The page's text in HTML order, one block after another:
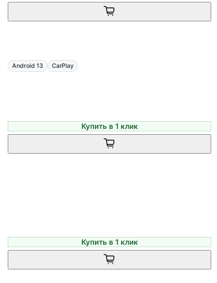
Android 13 CarPlay
Купить в 1 клик
Купить в 1 клик